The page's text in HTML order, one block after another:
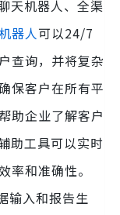
天机器人、全渠
器人可以24/7
查询，并将复杂
保客户在所有平
助企业了解客户
助工具可以实时
率和准确性。
输入和报告生